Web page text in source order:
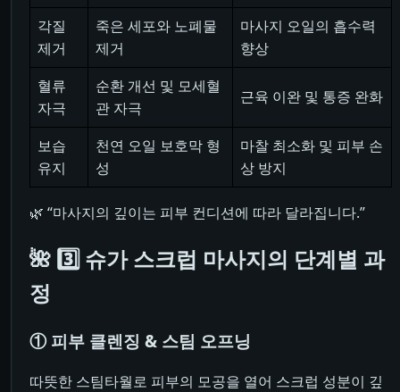
각질
제거
죽은 세포와 노폐물
제거
마사지 오일의 흡수력
향상
혈류
자극
순환 개선 및 모세혈
관 자극
근육 이완 및 통증 완화
보습
유지
천연 오일 보호막 형
성
마찰 최소화 및 피부 손
상 방지
🌿 “마사지의 깊이는 피부 컨디션에 따라 달라집니다.”
🌺 3️⃣ 슈가 스크럽 마사지의 단계별 과
정
① 피부 클렌징 & 스팀 오프닝
따뜻한 스팀타월로 피부의 모공을 열어 스크럽 성분이 깊